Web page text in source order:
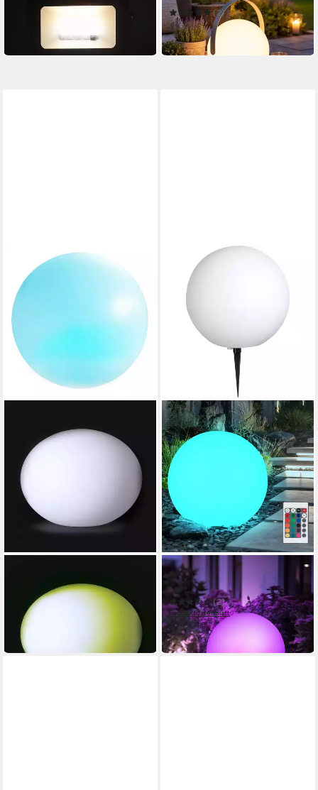
44,99 € UVP65,95 €
in 3-4 Werktagen bei dir
(2)
29,99 €
in 4-5 Werktagen bei dir
Gartenleuchte
44,99 €
in 4-5 Werktagen bei dir
GLOBO LIGHTING
LED Gartenleuchte
(2)
Produktdatenblatt
111,99 €
in 4-5 Werktagen bei dir